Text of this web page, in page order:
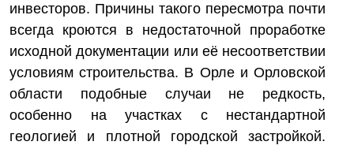
инвесторов. Причины такого пересмотра почти
всегда кроются в недостаточной проработке
исходной документации или её несоответствии
условиям строительства. В Орле и Орловской
области подобные случаи не редкость,
особенно на участках с нестандартной
геологией и плотной городской застройкой.